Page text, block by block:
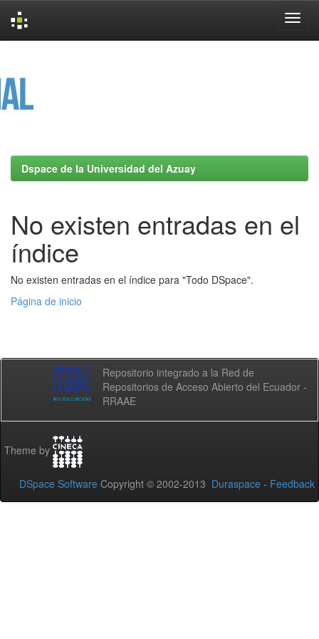
Dspace de la Universidad del Azuay
No existen entradas en el
índice
No existen entradas en el índice para "Todo DSpace".
Página de inicio
Repositorio integrado a la Red de
Repositorios de Acceso Abierto del Ecuador -
RRAAE
Theme by
DSpace Software Copyright © 2002-2013 Duraspace - Feedback